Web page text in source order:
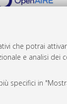
che potrai
e analisi dei
specifici in